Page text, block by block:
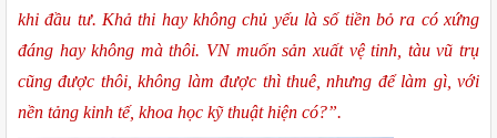
khi đầu tư. Khả thi hay không chủ yếu là số tiền bỏ ra có xứng
đáng hay không mà thôi. VN muốn sản xuất vệ tinh, tàu vũ trụ
cũng được thôi, không làm được thì thuê, nhưng để làm gì, với
nền tảng kinh tế, khoa học kỹ thuật hiện có?”.